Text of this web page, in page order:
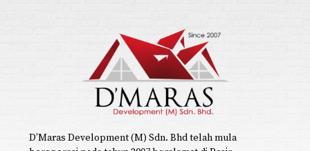
D’Maras Development (M) Sdn. Bhd telah mula